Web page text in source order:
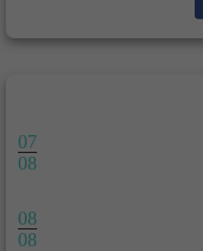
07
08
08
08